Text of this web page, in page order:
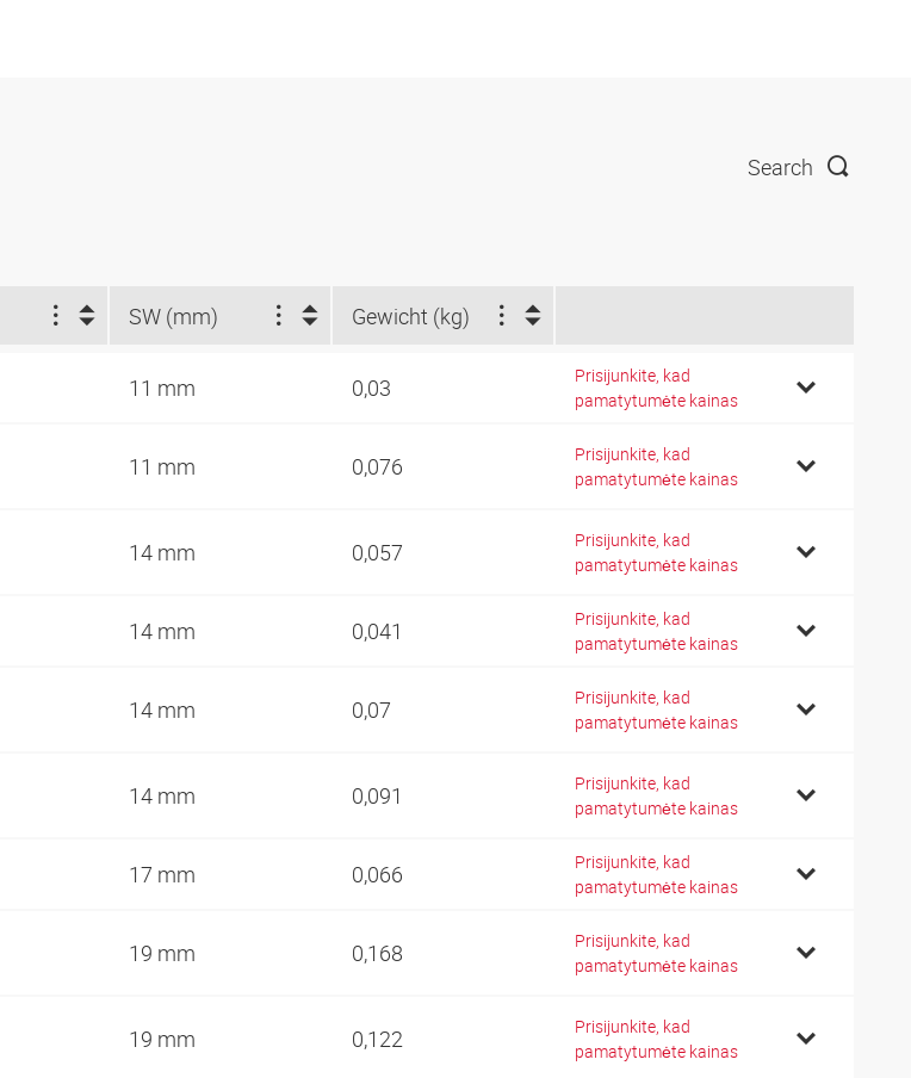
Search
SW (mm) Gewicht (kg)
11 mm 0,03
Prisijunkite, kad
pamatytumėte kainas
11 mm 0,076
Prisijunkite, kad
pamatytumėte kainas
14 mm 0,057
Prisijunkite, kad
pamatytumėte kainas
14 mm 0,041
Prisijunkite, kad
pamatytumėte kainas
14 mm 0,07
Prisijunkite, kad
pamatytumėte kainas
14 mm 0,091
Prisijunkite, kad
pamatytumėte kainas
17 mm 0,066
Prisijunkite, kad
pamatytumėte kainas
19 mm 0,168
Prisijunkite, kad
pamatytumėte kainas
19 mm 0,122
Prisijunkite, kad
pamatytumėte kainas